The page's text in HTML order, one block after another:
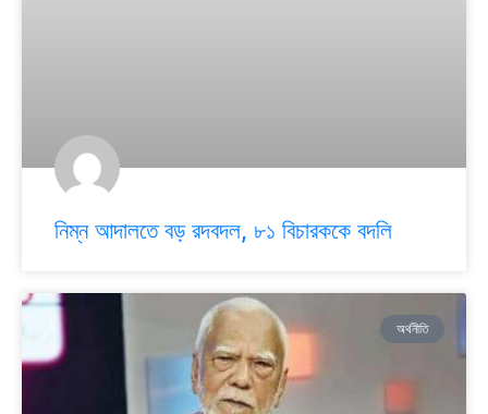
নিম্ন আদালতে বড় রদবদল, ৮১ বিচারককে বদলি
অর্থনীতি